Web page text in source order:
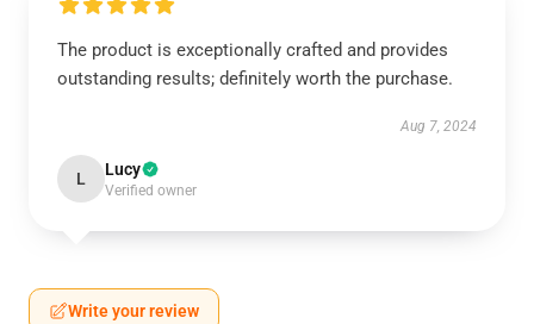
The product is exceptionally crafted and provides
outstanding results; definitely worth the purchase.
Aug 7, 2024
L Lucy
Verified owner
Write your review